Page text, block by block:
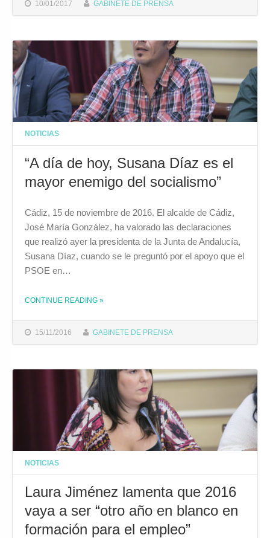
10/01/2017 GABINETE DE PRENSA
NOTICIAS
“A día de hoy, Susana Díaz es el
mayor enemigo del socialismo”
15/11/2016 GABINETE DE PRENSA
Cádiz, 15 de noviembre de 2016. El alcalde de Cádiz,
José María González, ha valorado las declaraciones
que realizó ayer la presidenta de la Junta de Andalucía,
Susana Díaz, cuando se le preguntó por el apoyo que el
PSOE en…
CONTINUE READING THE "“A DÍA DE HOY, SUSANA DÍAZ ES EL MAYOR ENEMIGO DEL SOCIALISMO”"
»
NOTICIAS
Laura Jiménez lamenta que 2016
vaya a ser “otro año en blanco en
formación para el empleo”